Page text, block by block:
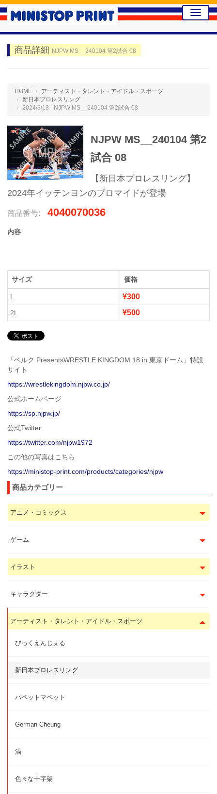
Toggle
商品詳細 NJPW MS__240104 第2試合 08
HOME
アーティスト・タレント・アイドル・スポーツ
新日本プロレスリング
2024/3/13 - NJPW MS__240104 第2試合 08
NJPW MS__240104 第2
試合 08
【新日本プロレスリング】
2024年イッテンヨンのブロマイドが登場
商品番号: 4040070036
内容
サイズ 価格
L ¥300
2L ¥500
「ベルク PresentsWRESTLE KINGDOM 18 in 東京ドーム」特設
サイト
https://wrestlekingdom.njpw.co.jp/
公式ホームページ
https://sp.njpw.jp/
公式Twitter
https://twitter.com/njpw1972
この他の写真はこちら
https://ministop-print.com/products/categories/njpw
商品カテゴリー
アニメ・コミックス
ゲーム
イラスト
キャラクター
アーティスト・タレント・アイドル・スポーツ
びっくえんじぇる
新日本プロレスリング
パペットマペット
German Cheung
渦
色々な十字架